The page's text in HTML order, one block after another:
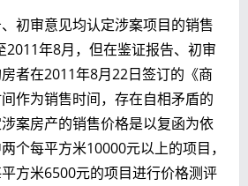
初审意见均认定涉案项目的销售
2011年8月，但在鉴证报告、初审
者在2011年8月22日签订的《商
作为销售时间，存在自相矛盾的
案房产的销售价格是以复函为依
个每平方米10000元以上的项目，
方米6500元的项目进行价格测评